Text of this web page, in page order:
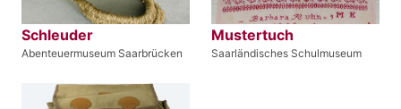
Schleuder
Abenteuermuseum Saarbrücken
Mustertuch
Saarländisches Schulmuseum